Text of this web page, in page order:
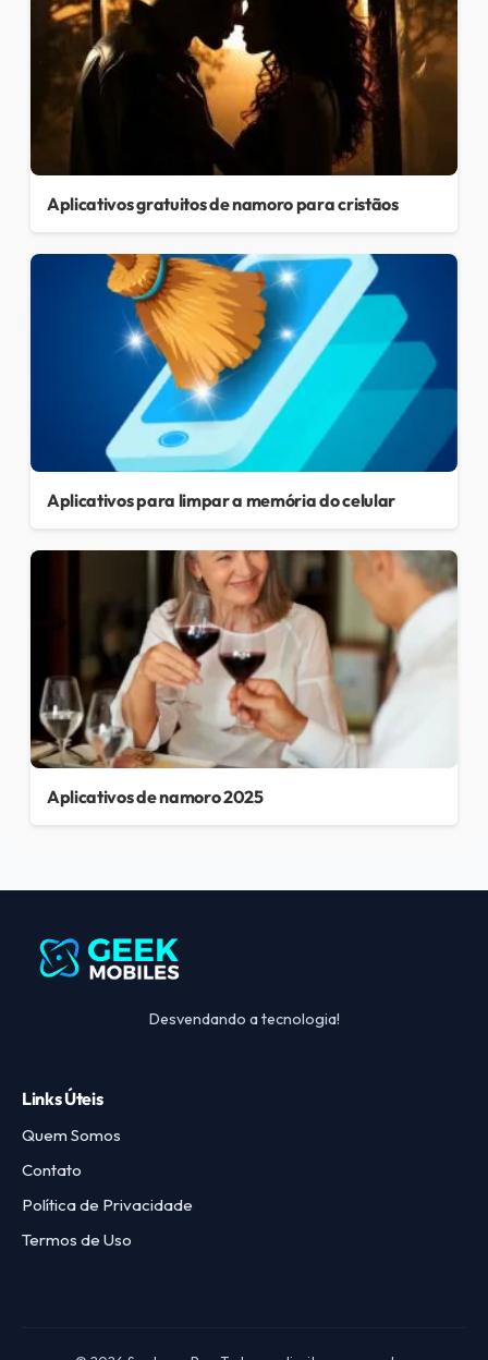
Aplicativos gratuitos de namoro para cristãos
Aplicativos para limpar a memória do celular
Aplicativos de namoro 2025
Desvendando a tecnologia!
Links Úteis
Quem Somos
Contato
Política de Privacidade
Termos de Uso